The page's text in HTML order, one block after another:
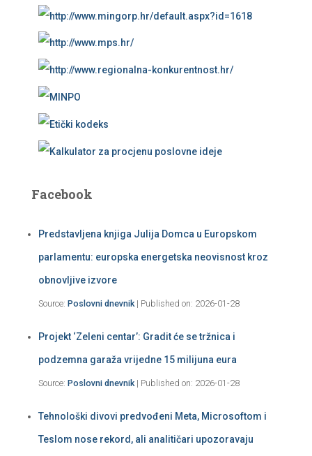
Facebook
Predstavljena knjiga Julija Domca u Europskom
parlamentu: europska energetska neovisnost kroz
obnovljive izvore
Source: Poslovni dnevnik Published on: 2026-01-28
Projekt ‘Zeleni centar’: Gradit će se tržnica i
podzemna garaža vrijedne 15 milijuna eura
Source: Poslovni dnevnik Published on: 2026-01-28
Tehnološki divovi predvođeni Meta, Microsoftom i
Teslom nose rekord, ali analitičari upozoravaju